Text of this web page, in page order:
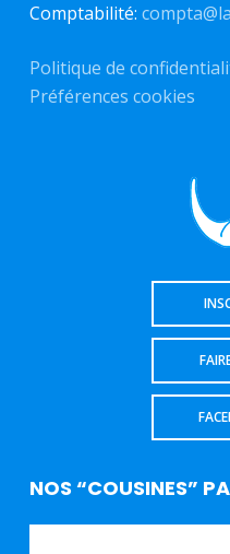
Comptabilité:
Politique de
Préférences cookies
NOS “COUSINES”